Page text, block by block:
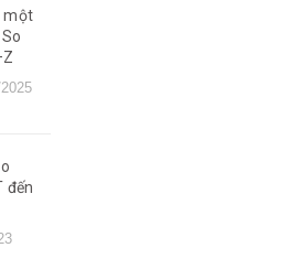
một
đến